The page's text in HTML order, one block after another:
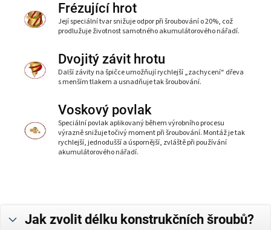
Frézující hrot
Její speciální tvar snižuje odpor při šroubování o 20%, což
prodlužuje životnost samotného akumulátorového nářadí.
Dvojitý závit hrotu
Další závity na špičce umožňují rychlejší „zachycení“ dřeva
s menším tlakem a usnadňuje tak šroubování.
Voskový povlak
Speciální povlak aplikovaný během výrobního procesu
výrazně snižuje točivý moment při šroubování. Montáž je tak
rychlejší, jednodušší a úspornější, zvláště při používání
akumulátorového nářadí.
Jak zvolit délku konstrukčních šroubů?